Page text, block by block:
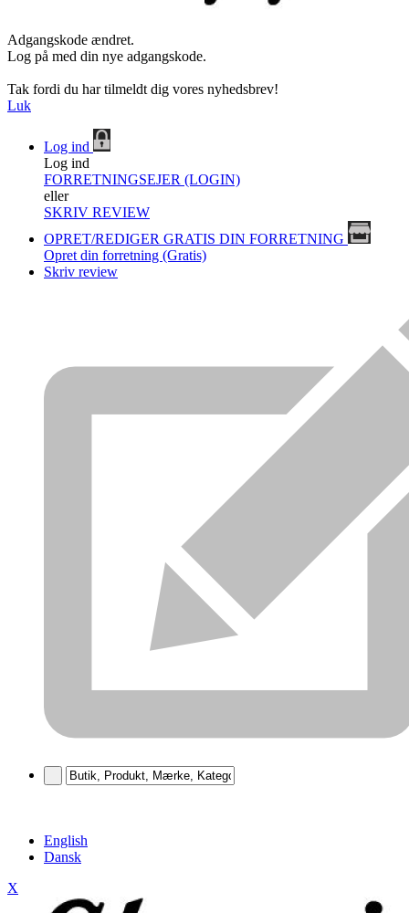
Adgangskode ændret.
Log på med din nye adgangskode.
Tak fordi du har tilmeldt dig vores nyhedsbrev!
Luk
Log ind
Log ind
FORRETNINGSEJER (LOGIN)
eller
SKRIV REVIEW
OPRET/REDIGER GRATIS DIN FORRETNING
Opret din forretning (Gratis)
Skriv review
English
Dansk
X